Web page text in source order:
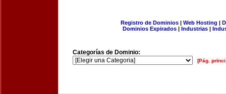
Registro de Dominios| Web Hosting |
Dominios Expirados | Industrias |
Categorías de Dominio:
[Pág.